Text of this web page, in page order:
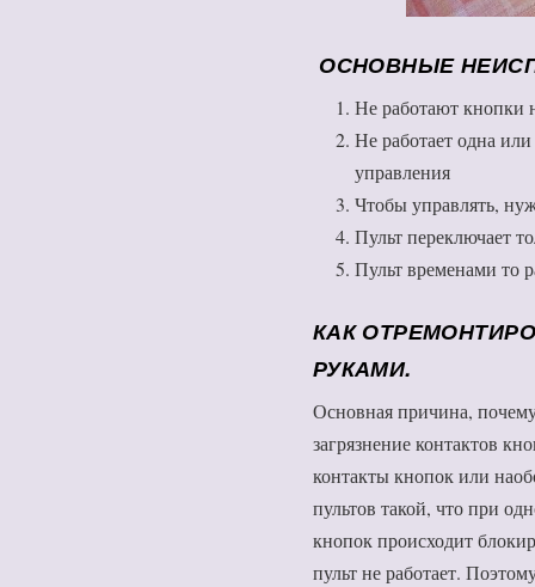
ОСНОВНЫЕ
Не работают кнопки
Не работает одна
управления
Чтобы управлять,
Пульт переключает
Пульт временами то
КАК
РУКАМИ.
Основная причина,
загрязнение контактов
контакты кнопок или
пультов такой, что при
кнопок происходит
пульт не работает.